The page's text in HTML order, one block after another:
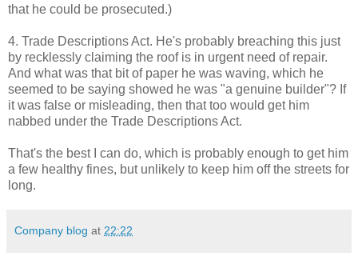
that he could be prosecuted.)
4. Trade Descriptions Act. He's probably breaching this just
by recklessly claiming the roof is in urgent need of repair.
And what was that bit of paper he was waving, which he
seemed to be saying showed he was "a genuine builder"? If
it was false or misleading, then that too would get him
nabbed under the Trade Descriptions Act.
That's the best I can do, which is probably enough to get him
a few healthy fines, but unlikely to keep him off the streets for
long.
Company blog at 22:22